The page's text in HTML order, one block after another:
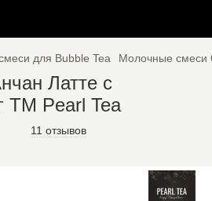
для Bubble Tea Молочные смеси
Латте с
ТМ Pearl Tea
11 отзывов